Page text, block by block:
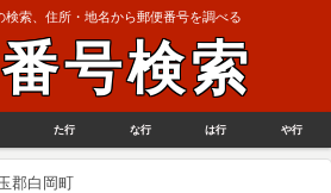
検索、住所・地名から郵便番号を調べる
号検索
た行 な行 は行 や行
郡白岡町